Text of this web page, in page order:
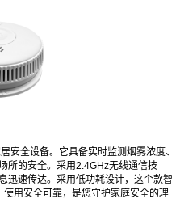
安全设备。它具备实时监测烟雾浓度、
所的安全。采用2.4GHz无线通信技
迅速传达。采用低功耗设计，这个款智
用安全可靠，是您守护家庭安全的理